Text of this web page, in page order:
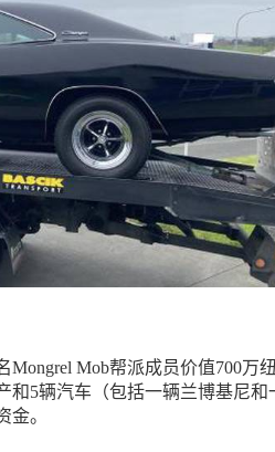
Mob帮派成员价值700万
和5辆汽车（包括一辆兰博基尼和
金。